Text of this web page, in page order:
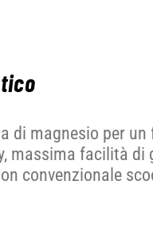
di magnesio per
massima facilità di
convenzionale